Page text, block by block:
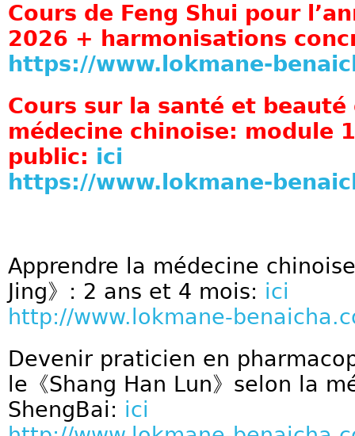
Cours de Feng Shui pour
2026 + harmonisations
https://www.lokmane-
Cours sur la santé et beauté
médecine chinoise: module
public: ici
https://www.lokmane-
Apprendre la médecine
Jing》: 2 ans et 4 mois: ici
http://www.lokmane-
Devenir praticien en
le《Shang Han Lun》selon la
ShengBai: ici